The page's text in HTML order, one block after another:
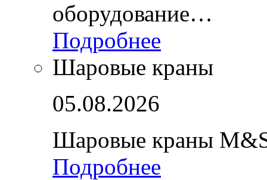
оборудование…
Подробнее
Шаровые краны
05.08.2026
Шаровые краны
Подробнее